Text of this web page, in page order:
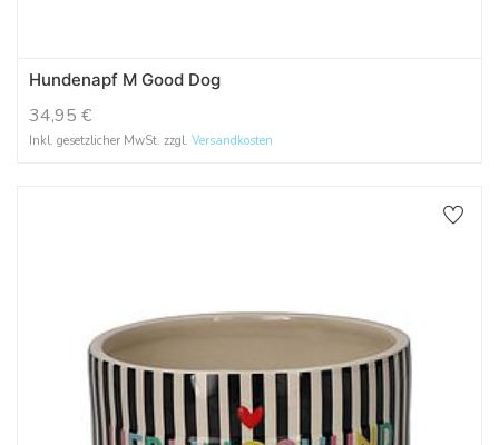
Hundenapf M Good Dog
34,95 €
Inkl. gesetzlicher MwSt. zzgl. Versandkosten